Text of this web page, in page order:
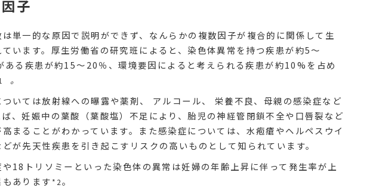
子
単一的な原因で説明ができず、なんらかの複数因子が複合的に関係して生
います。厚生労働省の研究班によると、染色体異常を持つ疾患が約5〜
ある疾患が約15〜20％、環境要因によると考えられる疾患が約10%を占め
。
いては放射線への曝露や薬剤、 アルコール、 栄養不良、母親の感染症など
、妊娠中の葉酸（葉酸塩）不足により、胎児の神経管閉鎖不全や口唇裂など
まることがわかっています。また感染症については、水疱瘡やヘルペスウイ
が先天性疾患を引き起こすリスクの高いものとして知られています。
18トリソミーといった染色体の異常は妊婦の年齢上昇に伴って発生率が上
あります *2。